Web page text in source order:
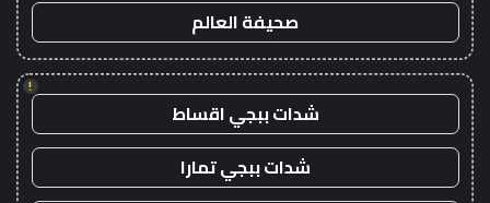
صحيفة العالم
!
شدات ببجي اقساط
شدات ببجي تمارا